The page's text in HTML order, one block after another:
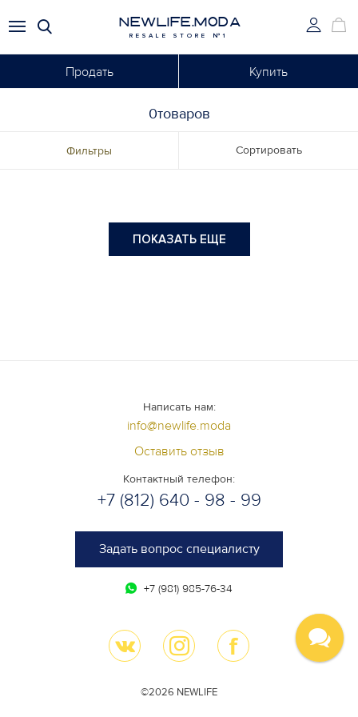
NEWLIFE.MODA
RESALE STORE №1
Продать Купить
0товаров
Фильтры Сортировать
ПОКАЗАТЬ ЕЩЕ
Написать нам:
info@newlife.moda
Оставить отзыв
Контактный телефон:
+7 (812) 640 - 98 - 99
Задать вопрос специалисту
+7 (981) 985-76-34
©2026 NEWLIFE